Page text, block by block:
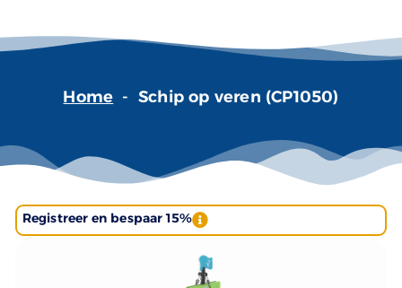
Home - Schip op veren (CP1050)
Registreer en bespaar 15%